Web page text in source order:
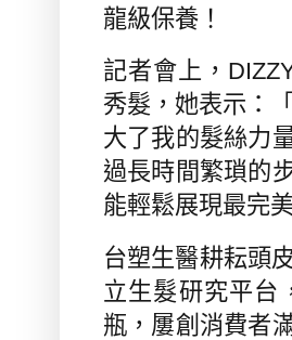
龍級保養！
記者會上，
秀髮，她表示：
大了我的髮絲力
過長時間繁瑣的
能輕鬆展現最完
台塑生醫耕耘頭
立生髮研究平台
瓶，屢創消費者